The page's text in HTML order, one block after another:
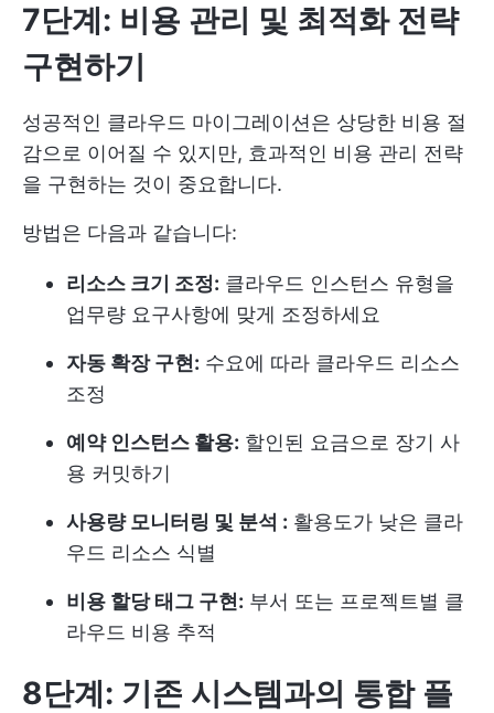
7단계: 비용 관리 및 최적화 전략
구현하기
성공적인 클라우드 마이그레이션은 상당한 비용 절
감으로 이어질 수 있지만, 효과적인 비용 관리 전략
을 구현하는 것이 중요합니다.
방법은 다음과 같습니다:
리소스 크기 조정: 클라우드 인스턴스 유형을
업무량 요구사항에 맞게 조정하세요
자동 확장 구현: 수요에 따라 클라우드 리소스
조정
예약 인스턴스 활용: 할인된 요금으로 장기 사
용 커밋하기
사용량 모니터링 및 분석 : 활용도가 낮은 클라
우드 리소스 식별
비용 할당 태그 구현: 부서 또는 프로젝트별 클
라우드 비용 추적
8단계: 기존 시스템과의 통합 플